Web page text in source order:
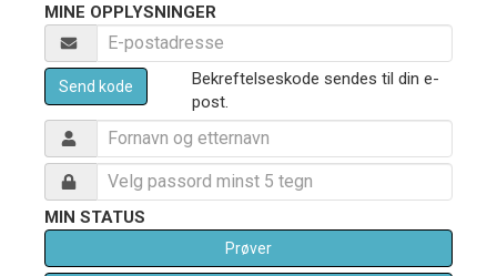
MINE OPPLYSNINGER
Send kode
Bekreftelseskode sendes til din e-
post.
MIN STATUS
Prøver